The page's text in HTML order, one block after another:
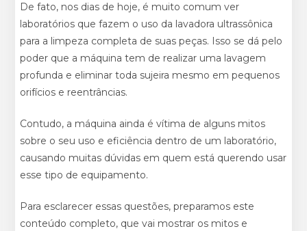
De fato, nos dias de hoje, é muito comum ver
laboratórios que fazem o uso da lavadora ultrassônica
para a limpeza completa de suas peças. Isso se dá pelo
poder que a máquina tem de realizar uma lavagem
profunda e eliminar toda sujeira mesmo em pequenos
orifícios e reentrâncias.
Contudo, a máquina ainda é vítima de alguns mitos
sobre o seu uso e eficiência dentro de um laboratório,
causando muitas dúvidas em quem está querendo usar
esse tipo de equipamento.
Para esclarecer essas questões, preparamos este
conteúdo completo, que vai mostrar os mitos e